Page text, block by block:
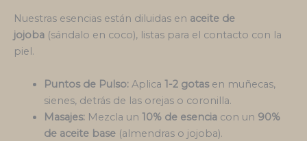
Nuestras esencias están diluidas en aceite de
jojoba (sándalo en coco), listas para el contacto con la
piel.
Puntos de Pulso:Aplica 1-2 gotasen muñecas,
sienes, detrás de las orejas o coronilla.
Masajes:Mezcla un 10% de esenciacon un 90%
de aceite base(almendras o jojoba).